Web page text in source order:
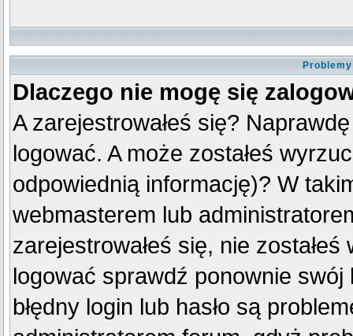
Dlaczego nie mogę się
A zarejestrowałeś się?
logować. A może zostałeś
odpowiednią informację)? W
webmasterem lub
zarejestrowałeś się, nie
logować sprawdź ponownie swój
błędny login lub hasło są